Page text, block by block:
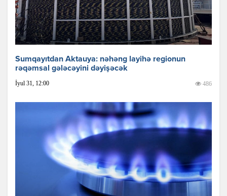
Sumqayıtdan Aktauya: nəhəng layihə regionun
rəqəmsal gələcəyini dəyişəcək
İyul 31, 12:00 486